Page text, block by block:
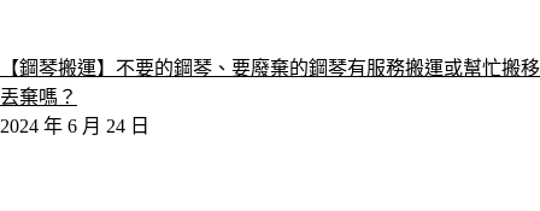
【鋼琴搬運】不要的鋼琴、要廢棄的鋼琴有服務搬運或幫忙搬移
丟棄嗎？
2024 年 6 月 24 日